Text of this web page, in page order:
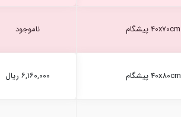
ناموجود
۶,۱۶۰,۰۰۰ ریال